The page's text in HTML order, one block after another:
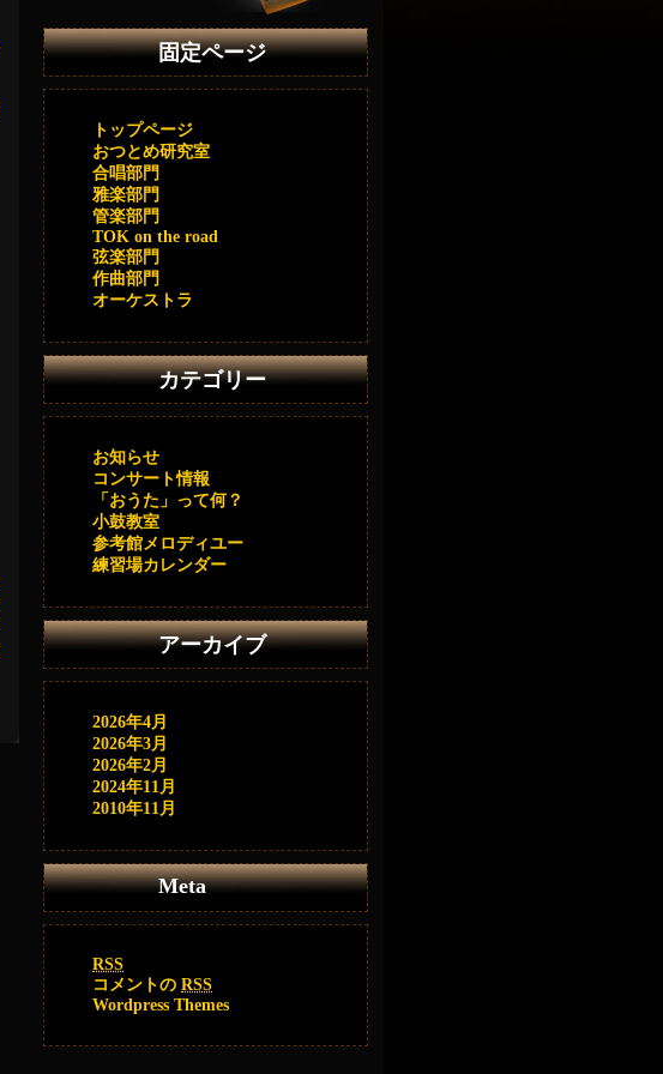
固定ページ
トップページ
おつとめ研究室
合唱部門
雅楽部門
管楽部門
TOK on the road
弦楽部門
作曲部門
オーケストラ
カテゴリー
お知らせ
コンサート情報
「おうた」って何？
小鼓教室
参考館メロディユー
練習場カレンダー
アーカイブ
2026年4月
2026年3月
2026年2月
2024年11月
2010年11月
Meta
RSS
コメントの RSS
Wordpress Themes